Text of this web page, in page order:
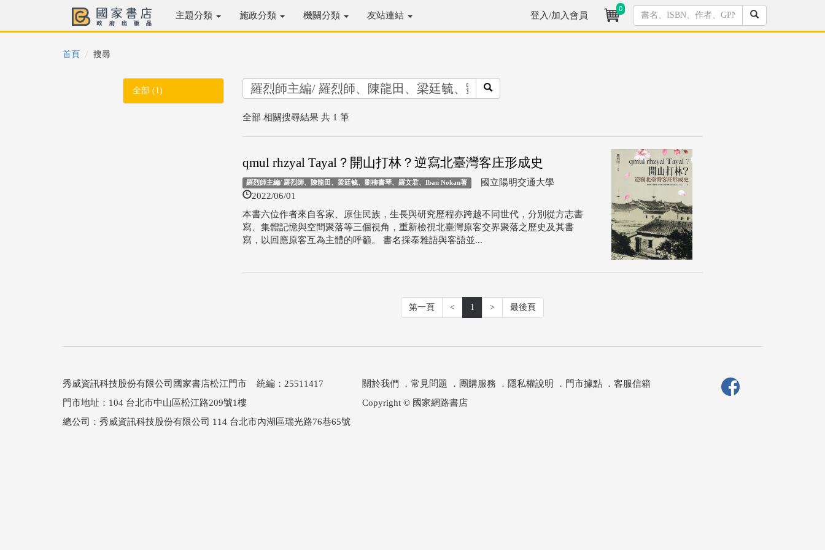
主題分類 施政分類 機關分類 友站連結 登入/加入會員
0
首頁 搜尋
全部 (1)
全部 相關搜尋結果 共 1 筆
qmul rhzyal Tayal？開山打林？逆寫北臺灣客庄形成史
羅烈師主編/ 羅烈師、陳龍田、梁廷毓、劉柳書琴、羅文君、Iban Nokan著 國立陽明交通大學
2022/06/01
本書六位作者來自客家、原住民族，生長與研究歷程亦跨越不同世代，分別從方志書
寫、集體記憶與空間聚落等三個視角，重新檢視北臺灣原客交界聚落之歷史及其書
寫，以回應原客互為主體的呼籲。 書名採泰雅語與客語並...
第一頁 < 1 > 最後頁
秀威資訊科技股份有限公司國家書店松江門市 統編：25511417
門市地址：104 台北市中山區松江路209號1樓
關於我們 ． 常見問題 ． 團購服務 ． 隱私權說明 ． 門市據點． 客服信箱
Copyright © 國家網路書店
總公司：秀威資訊科技股份有限公司 114 台北市內湖區瑞光路76巷65號